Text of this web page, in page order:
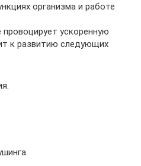
организма и работе
ускоренную
к развитию следующих